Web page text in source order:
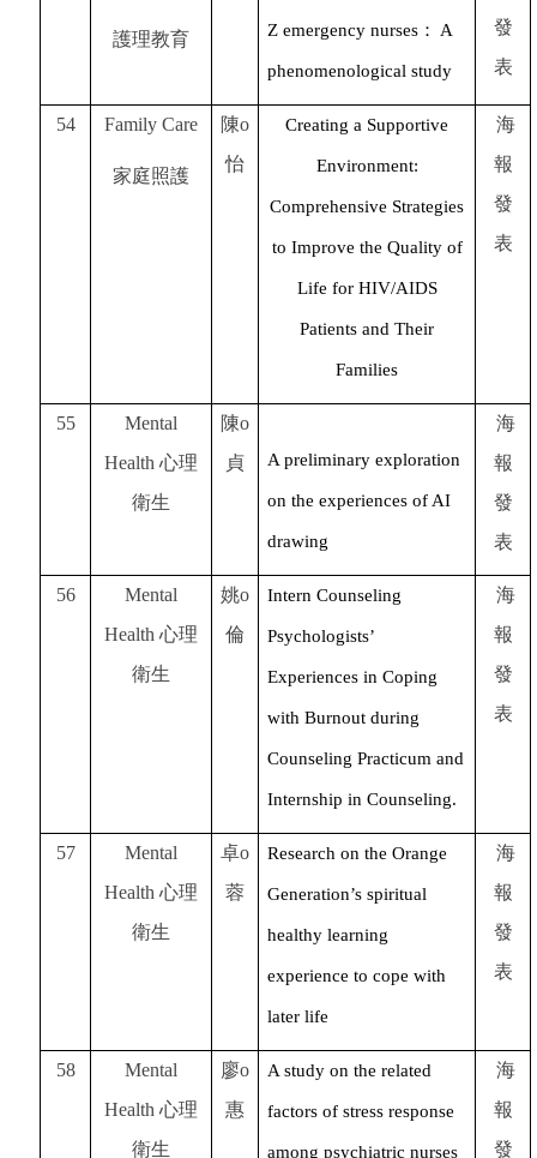
護理教育 Z emergency nurses ： A
phenomenological study
發
表
54 Family Care
家庭照護
陳o
怡
Creating a Supportive
Environment:
Comprehensive Strategies
to Improve the Quality of
Life for HIV/AIDS
Patients and Their
Families
海
報
發
表
55
Mental
Health 心理
衛生
陳o
貞
A preliminary exploration
on the experiences of AI
drawing
海
報
發
表
56
Mental
Health 心理
衛生
姚o
倫
Intern Counseling
Psychologists’
Experiences in Coping
with Burnout during
Counseling Practicum and
Internship in Counseling.
海
報
發
表
57
Mental
Health 心理
衛生
卓o
蓉
Research on the Orange
Generation’s spiritual
healthy learning
experience to cope with
later life
海
報
發
表
58
Mental
Health 心理
衛生
廖o
惠
A study on the related
factors of stress response
among psychiatric nurses
海
報
發